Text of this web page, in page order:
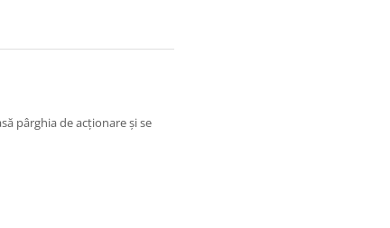
pârghia de acționare și se